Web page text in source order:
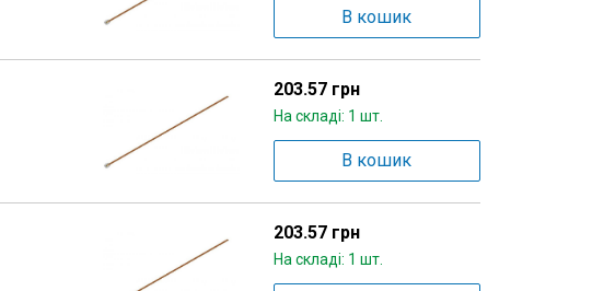
В кошик
203.57 грн
На складі: 1 шт.
В кошик
203.57 грн
На складі: 1 шт.